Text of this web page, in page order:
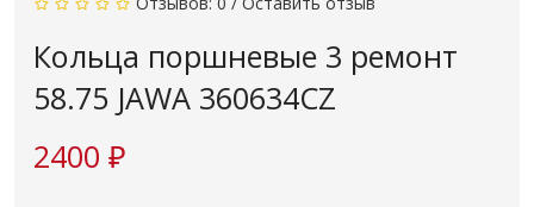
Кольца поршневые 3 ремонт
58.75 JAWA 360634CZ
2400 ₽